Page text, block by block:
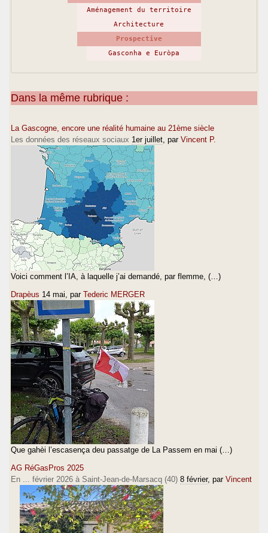
Aménagement du territoire
Architecture
Prospective
Gasconha e Euròpa
Dans la même rubrique :
La Gascogne, encore une réalité humaine au 21ème siècle
Les données des réseaux sociaux 1er juillet , par Vincent P.
Voici comment l’IA, à laquelle j’ai demandé, par flemme, (…)
Drapèus 14 mai , par Tederic MERGER
Que gahèi l’escasença deu passatge de La Passem en mai (…)
AG RéGasPros 2025
En ... février 2026 à Saint-Jean-de-Marsacq (40) 8 février, par Vincent